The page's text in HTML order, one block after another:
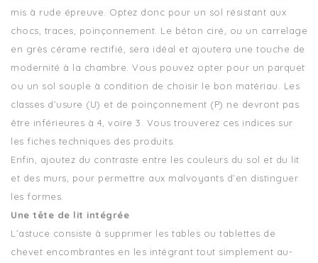
mis à rude épreuve. Optez donc pour un sol résistant aux
chocs, traces, poinçonnement. Le béton ciré, ou un carrelage
en grès cérame rectifié, sera idéal et ajoutera une touche de
modernité à la chambre. Vous pouvez opter pour un parquet
ou un sol souple à condition de choisir le bon matériau. Les
classes d’usure (U) et de poinçonnement (P) ne devront pas
être inférieures à 4, voire 3. Vous trouverez ces indices sur
les fiches techniques des produits.
Enfin, ajoutez du contraste entre les couleurs du sol et du lit
et des murs, pour permettre aux malvoyants d’en distinguer
les formes.
Une tête de lit intégrée
L’astuce consiste à supprimer les tables ou tablettes de
chevet encombrantes en les intégrant tout simplement au-